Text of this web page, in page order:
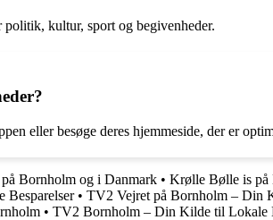
kultur, sport og begivenheder.
eller besøge deres hjemmeside, der er
Bornholm og i Danmark • Krølle Bølle is på
Besparelser• TV2 Vejret på Bornholm – Din
• TV2 Bornholm – Din Kilde til Lokale